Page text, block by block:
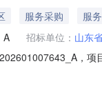
服务采购
服务
招标单位： 山东
，
报价时间山东省地